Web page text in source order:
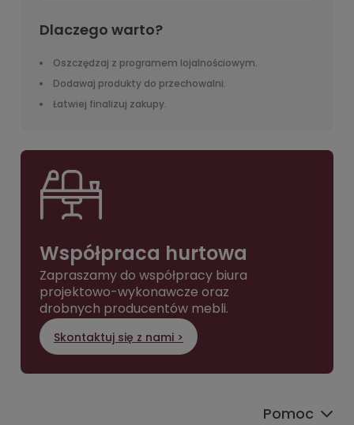
Dlaczego warto?
Oszczędzaj z programem lojalnościowym.
Dodawaj produkty do przechowalni.
Łatwiej finalizuj zakupy.
Współpraca hurtowa
Zapraszamy do współpracy biura
projektowo-wykonawcze oraz
drobnych producentów mebli.
Skontaktuj się z nami >
Pomoc